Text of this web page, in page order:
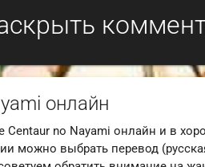
онлайн
no Nayami онлайн и в
можно выбрать перевод